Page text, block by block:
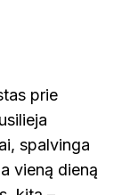
prie
spalvinga
vieną dieną